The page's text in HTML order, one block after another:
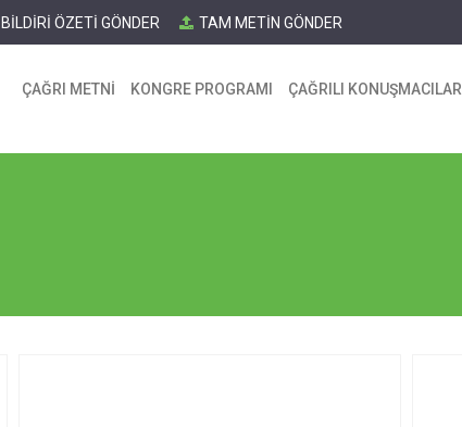
BİLDİRİ ÖZETİ GÖNDER TAM METİN GÖNDER
ÇAĞRI METNİ KONGRE PROGRAMI ÇAĞRILI KONUŞMACILAR